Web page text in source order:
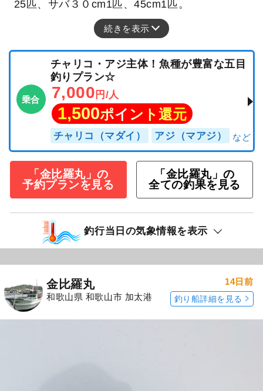
25匹、サバ３０cm1匹、45cm1匹。
続きを表示
乗合
チャリコ・アジ主体！魚種が豊富な五目
釣りプラン☆
7,000 円/人
1,500ポイント還元
チャリコ（マダイ） アジ（マアジ）
「金比羅丸」の
予約プランを見る
「金比羅丸」の
全ての釣果を見る
釣行当日の気象情報を表示
金比羅丸
和歌山県 和歌山市 加太港
14日前
釣り船詳細を見る